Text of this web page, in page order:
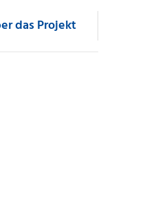
das Projekt